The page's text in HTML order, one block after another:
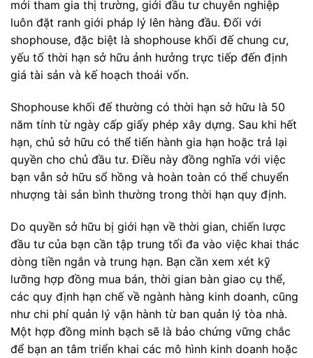
mới tham gia thị trường, giới đầu tư chuyên nghiệp
luôn đặt ranh giới pháp lý lên hàng đầu. Đối với
shophouse, đặc biệt là shophouse khối đế chung cư,
yếu tố thời hạn sở hữu ảnh hưởng trực tiếp đến định
giá tài sản và kế hoạch thoái vốn.
Shophouse khối đế thường có thời hạn sở hữu là 50
năm tính từ ngày cấp giấy phép xây dựng. Sau khi hết
hạn, chủ sở hữu có thể tiến hành gia hạn hoặc trả lại
quyền cho chủ đầu tư. Điều này đồng nghĩa với việc
bạn vẫn sở hữu sổ hồng và hoàn toàn có thể chuyển
nhượng tài sản bình thường trong thời hạn quy định.
Do quyền sở hữu bị giới hạn về thời gian, chiến lược
đầu tư của bạn cần tập trung tối đa vào việc khai thác
dòng tiền ngắn và trung hạn. Bạn cần xem xét kỹ
lưỡng hợp đồng mua bán, thời gian bàn giao cụ thể,
các quy định hạn chế về ngành hàng kinh doanh, cũng
như chi phí quản lý vận hành từ ban quản lý tòa nhà.
Một hợp đồng minh bạch sẽ là bảo chứng vững chắc
để bạn an tâm triển khai các mô hình kinh doanh hoặc